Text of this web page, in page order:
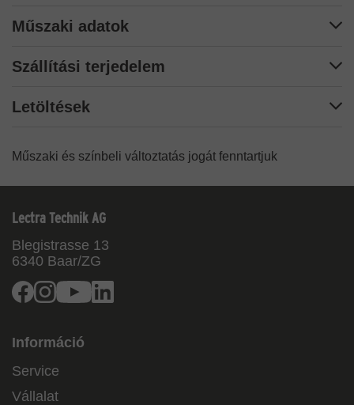
Műszaki adatok
Szállítási terjedelem
Letöltések
Műszaki és színbeli változtatás jogát fenntartjuk
Lectra Technik AG
Blegistrasse 13
6340 Baar/ZG
Facebook
InstagramYoutube
Információ
Service
Vállalat